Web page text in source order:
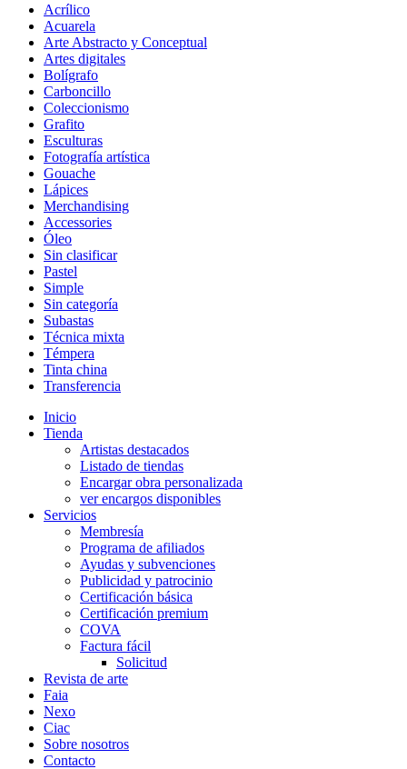
Acrílico
Acuarela
Arte Abstracto y Conceptual
Artes digitales
Bolígrafo
Carboncillo
Coleccionismo
Grafito
Esculturas
Fotografía artística
Gouache
Lápices
Merchandising
Accessories
Óleo
Sin clasificar
Pastel
Simple
Sin categoría
Subastas
Técnica mixta
Témpera
Tinta china
Transferencia
Inicio
Tienda
Artistas destacados
Listado de tiendas
Encargar obra personalizada
ver encargos disponibles
Servicios
Membresía
Programa de afiliados
Ayudas y subvenciones
Publicidad y patrocinio
Certificación básica
Certificación premium
COVA
Factura fácil
Solicitud
Revista de arte
Faia
Nexo
Ciac
Sobre nosotros
Contacto